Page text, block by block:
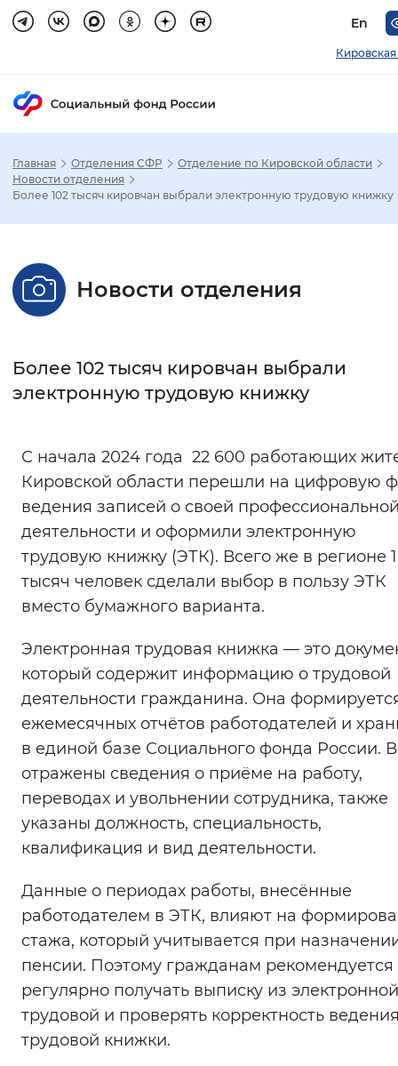
En
Настройка режима отображения
Стандартный Увеличенный
Нормальный Увеличенный
Цвет сайта
Инверсивный
Синий фон
Включены Выключены
Звуковой ассистент
Воспроизвести Остановить
Вернуть стандартные настройки
Главная Отделения СФР
Отделение по Кировской области
Новости отделения
Более 102 тысяч кировчан выбрали электронную трудовую книжку
Новости отделения
Более 102 тысяч кировчан выбрали
электронную трудовую книжку
С начала 2024 года 22 600 работающих
Кировской области перешли на цифровую
ведения записей о своей
деятельности и оформили электронную
трудовую книжку (ЭТК). Всего же в регионе
тысяч человек сделали выбор в пользу ЭТК
вместо бумажного варианта.
Электронная трудовая книжка — это
который содержит информацию о трудовой
деятельности гражданина. Она
ежемесячных отчётов работодателей и
в единой базе Социального фонда России.
отражены сведения о приёме на работу,
переводах и увольнении сотрудника, также
указаны должность, специальность,
квалификация и вид деятельности.
Данные о периодах работы, внесённые
работодателем в ЭТК, влияют на
стажа, который учитывается при
пенсии. Поэтому гражданам рекомендуется
регулярно получать выписку из электронной
трудовой и проверять корректность
трудовой книжки.